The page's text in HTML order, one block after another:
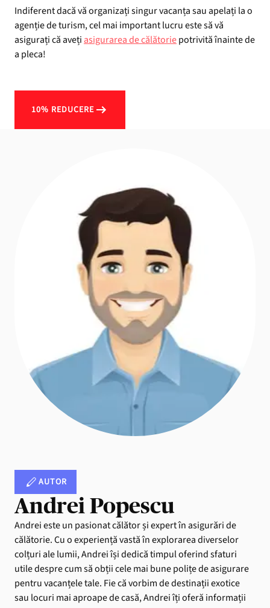
Indiferent dacă vă organizați singur vacanța sau apelați la o
agenție de turism, cel mai important lucru este să vă
asigurați că aveți asigurarea de călătoriepotrivită înainte de
a pleca!
10% REDUCERE
AUTOR
Andrei Popescu
Andrei este un pasionat călător și expert în asigurări de
călătorie. Cu o experiență vastă în explorarea diverselor
colțuri ale lumii, Andrei își dedică timpul oferind sfaturi
utile despre cum să obții cele mai bune polițe de asigurare
pentru vacanțele tale. Fie că vorbim de destinații exotice
sau locuri mai aproape de casă, Andrei îți oferă informații